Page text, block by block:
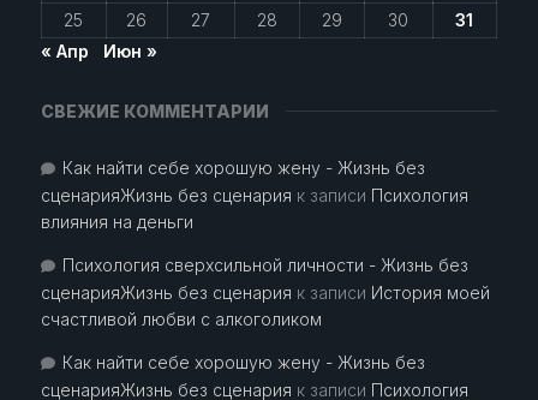
25
26 27 28 29 30
31
« Апр
Июн »
СВЕЖИЕ КОММЕНТАРИИ
Как найти себе хорошую жену - Жизнь без
сценарияЖизнь без сценария к записи Психология
влияния на деньги
Психология сверхсильной личности - Жизнь без
сценарияЖизнь без сценария к записи История моей
счастливой любви с алкоголиком
Как найти себе хорошую жену - Жизнь без
сценарияЖизнь без сценария к записи Психология